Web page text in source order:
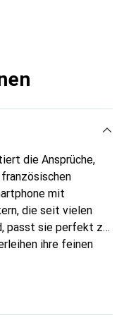
die Ansprüche,
mit
die seit vielen
passt sie perfekt zu
ihre feinen
International